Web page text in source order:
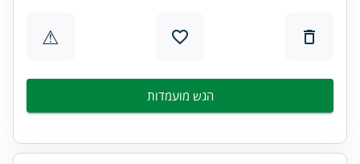
⚠
הגש מועמדות